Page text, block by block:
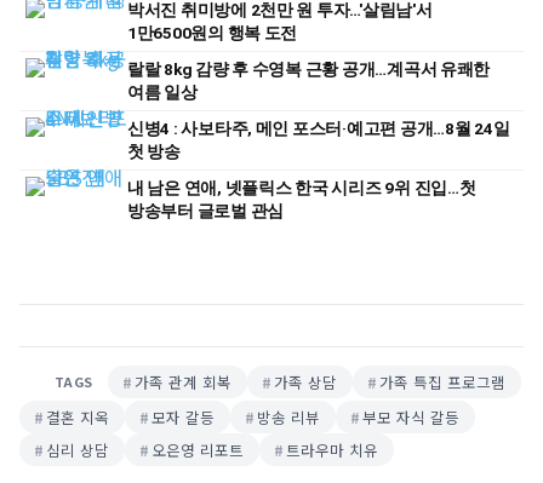
박서진 취미방에 2천만 원 투자…'살림남'서
1만6500원의 행복 도전
랄랄 8kg 감량 후 수영복 근황 공개…계곡서 유쾌한
여름 일상
신병4 : 사보타주, 메인 포스터·예고편 공개…8월 24일
첫 방송
내 남은 연애, 넷플릭스 한국 시리즈 9위 진입…첫
방송부터 글로벌 관심
TAGS 가족 관계 회복 가족 상담
가족 특집 프로그램
결혼 지옥
모자 갈등 방송 리뷰
부모 자식 갈등
심리 상담
오은영 리포트 트라우마 치유